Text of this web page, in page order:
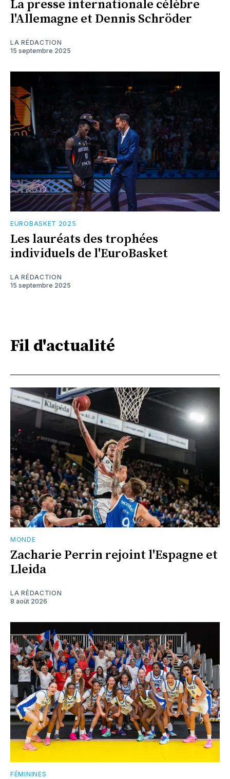
La presse internationale célèbre
l'Allemagne et Dennis Schröder
LA RÉDACTION
15 septembre 2025
EUROBASKET 2025
Les lauréats des trophées
individuels de l'EuroBasket
LA RÉDACTION
15 septembre 2025
Fil d'actualité
MONDE
Zacharie Perrin rejoint l'Espagne et
Lleida
LA RÉDACTION
8 août 2026
FÉMININES